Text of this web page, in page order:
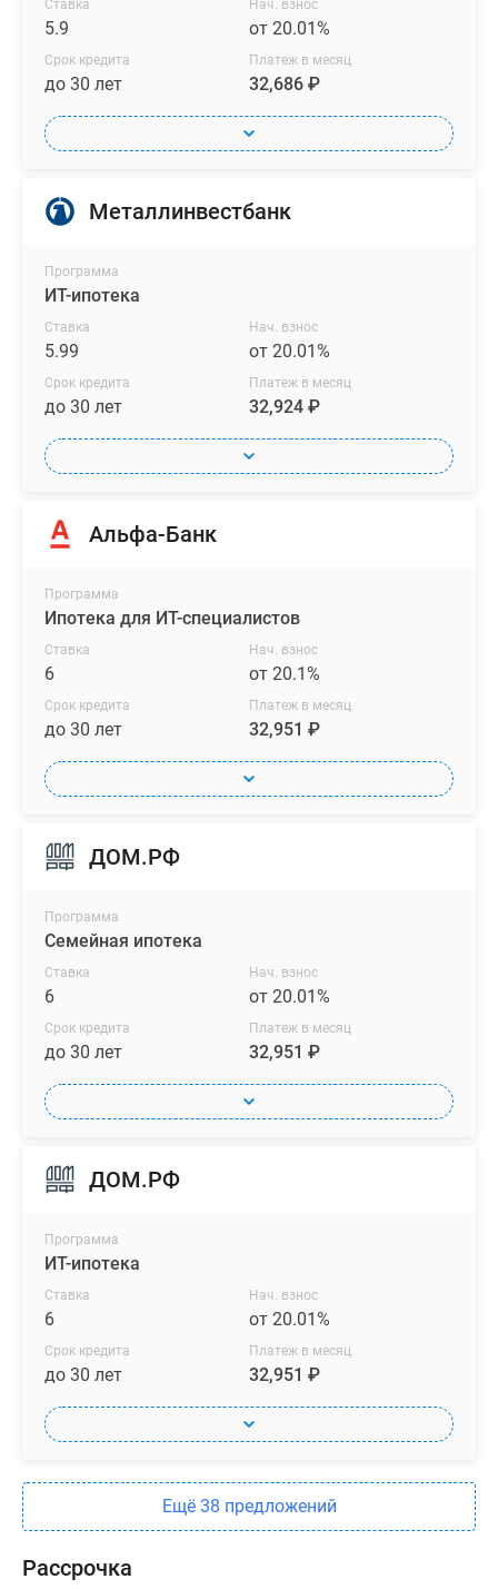
продуманные
планировки
пространство
функциональным.
готовности:
черновой
отделки
стильного
трёх
Возможно
жилья
ипотеку.
Ставка
5.9
Нач. взнос
от 20.01%
Срок кредита
до 30 лет
Платеж в месяц
32,686 ₽
Металлинвестбанк
Программа
ИТ-ипотека
Ставка
5.99
Нач. взнос
от 20.01%
Срок кредита
до 30 лет
Платеж в месяц
32,924 ₽
Альфа-Банк
Программа
Ипотека для ИТ-специалистов
Ставка
6
Нач. взнос
от 20.1%
Срок кредита
до 30 лет
Платеж в месяц
32,951 ₽
ДОМ.РФ
Программа
Семейная ипотека
Ставка
6
Нач. взнос
от 20.01%
Срок кредита
до 30 лет
Платеж в месяц
32,951 ₽
ДОМ.РФ
Программа
ИТ-ипотека
Ставка
6
Нач. взнос
от 20.01%
Срок кредита
до 30 лет
Платеж в месяц
32,951 ₽
Ещё 38 предложений
Рассрочка